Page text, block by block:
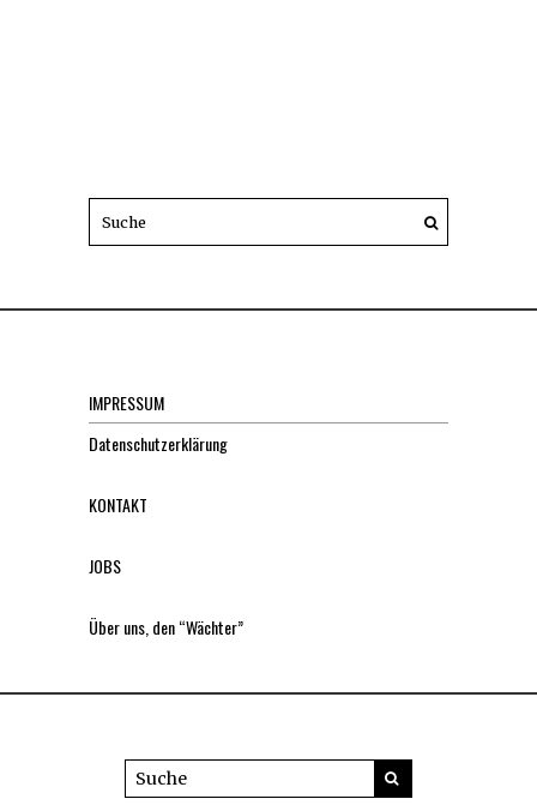
IMPRESSUM
Datenschutzerklärung
KONTAKT
JOBS
Über uns, den “Wächter”